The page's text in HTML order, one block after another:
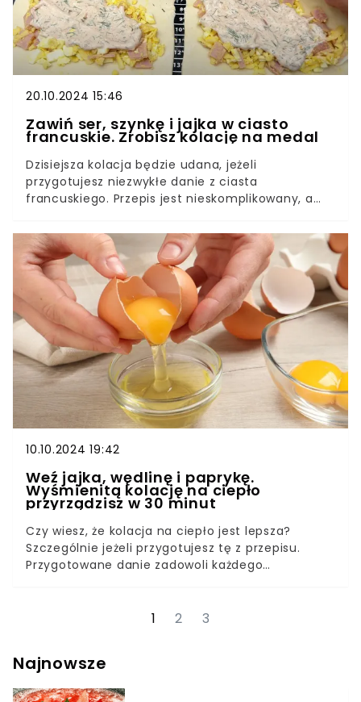
20.10.2024 15:46
Zawiń ser, szynkę i jajka w ciasto
francuskie. Zrobisz kolację na medal
Dzisiejsza kolacja będzie udana, jeżeli
przygotujesz niezwykłe danie z ciasta
francuskiego. Przepis jest nieskomplikowany, a
niepowtarzalnego smaku warto zaryzykować, bo
rodzina doceni twoje starania i poprosi o niejedną
dokładkę.
10.10.2024 19:42
Weź jajka, wędlinę i paprykę.
Wyśmienitą kolację na ciepło
przyrządzisz w 30 minut
Czy wiesz, że kolacja na ciepło jest lepsza?
Szczególnie jeżeli przygotujesz tę z przepisu.
Przygotowane danie zadowoli każdego
pomysł na kolację oraz poznasz przepis.
1 2 3
Najnowsze